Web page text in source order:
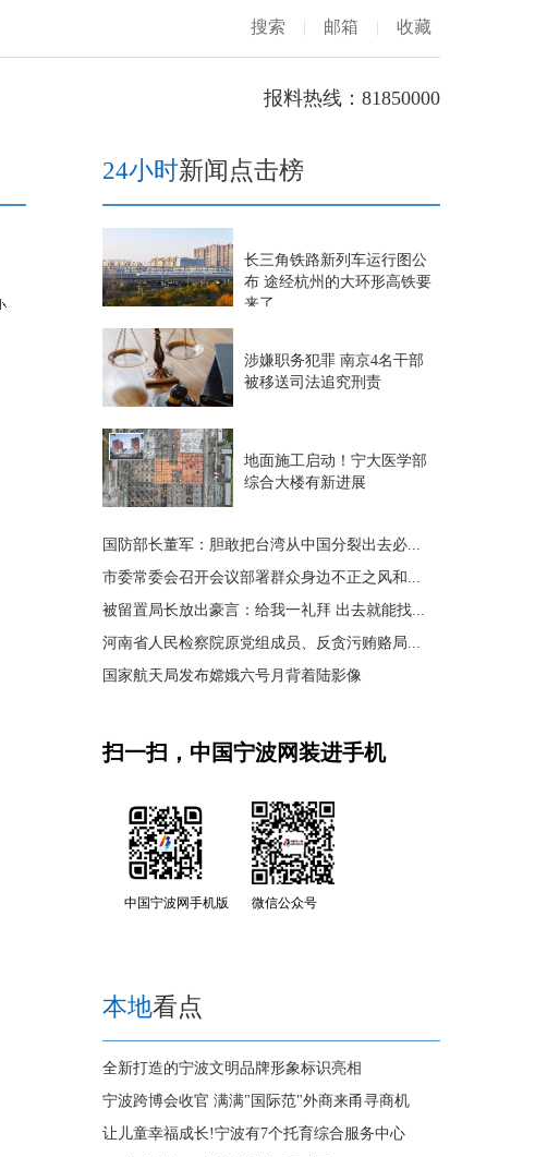
搜索 | 邮箱 | 收藏
报料热线：81850000
24小时新闻点击榜
长三角铁路新列车运行图公
布 途经杭州的大环形高铁要
来了
涉嫌职务犯罪 南京4名干部
被移送司法追究刑责
地面施工启动！宁大医学部
综合大楼有新进展
国防部长董军：胆敢把台湾从中国分裂出去必...
市委常委会召开会议部署群众身边不正之风和...
被留置局长放出豪言：给我一礼拜 出去就能找...
河南省人民检察院原党组成员、反贪污贿赂局...
国家航天局发布嫦娥六号月背着陆影像
扫一扫，中国宁波网装进手机
中国宁波网手机版 微信公众号
本地看点
全新打造的宁波文明品牌形象标识亮相
宁波跨博会收官 满满"国际范"外商来甬寻商机
让儿童幸福成长!宁波有7个托育综合服务中心